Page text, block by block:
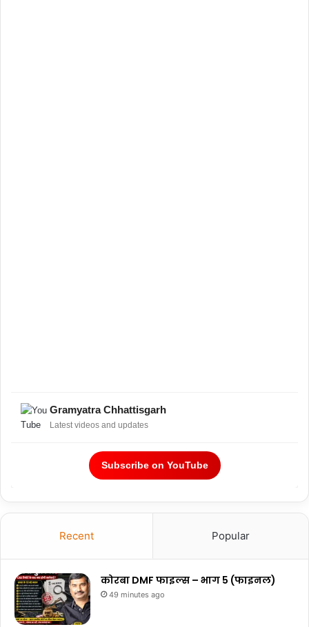
Gramyatra Chhattisgarh
Latest videos and updates
Subscribe on YouTube
Recent Popular
कोरबा DMF फाइल्स – भाग 5 (फाइनल)
49 minutes ago